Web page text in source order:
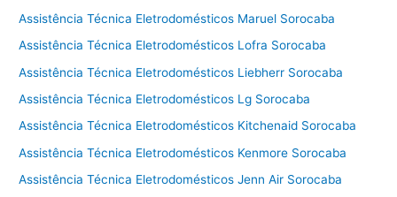
Assistência Técnica Eletrodomésticos Maruel Sorocaba
Assistência Técnica Eletrodomésticos Lofra Sorocaba
Assistência Técnica Eletrodomésticos Liebherr Sorocaba
Assistência Técnica Eletrodomésticos Lg Sorocaba
Assistência Técnica Eletrodomésticos Kitchenaid Sorocaba
Assistência Técnica Eletrodomésticos Kenmore Sorocaba
Assistência Técnica Eletrodomésticos Jenn Air Sorocaba